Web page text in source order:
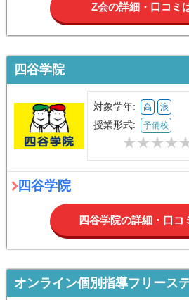
Z会の詳細・口コミ
四谷学院
対象学年: 高 浪
授業形式: 予備校
四谷学院
四谷学院の詳細・口コ
オンライン個別指導フリース